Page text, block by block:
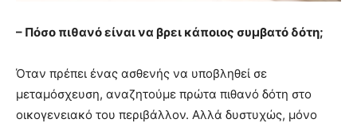
– Πόσο πιθανό είναι να βρει κάποιος συμβατό δότη;
Όταν πρέπει ένας ασθενής να υποβληθεί σε
μεταμόσχευση, αναζητούμε πρώτα πιθανό δότη στο
οικογενειακό του περιβάλλον. Αλλά δυστυχώς, μόνο